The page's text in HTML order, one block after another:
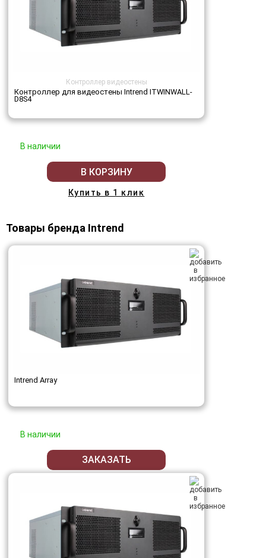
Контроллер видеостены
Контроллер для видеостены Intrend ITWINWALL-
D8S4
В наличии
В КОРЗИНУ
Купить в 1 клик
Товары бренда Intrend
Intrend Array
В наличии
ЗАКАЗАТЬ